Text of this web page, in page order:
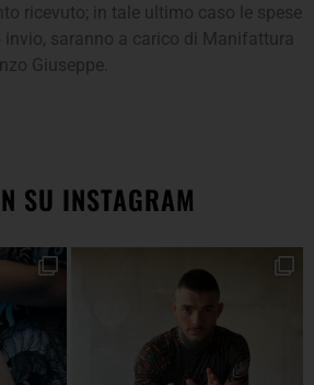
ricevuto; in tale ultimo caso le spese
invio, saranno a carico di Manifattura
Giuseppe.
SU INSTAGRAM